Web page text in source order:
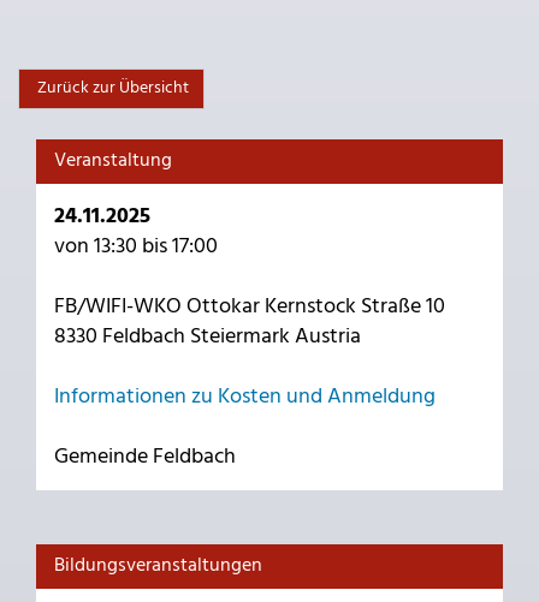
Zurück zur Übersicht
Veranstaltung
24.11.2025
von 13:30 bis 17:00
FB/WIFI-WKO Ottokar Kernstock Straße 10
8330 Feldbach Steiermark Austria
Informationen zu Kosten und Anmeldung
Gemeinde Feldbach
Bildungsveranstaltungen